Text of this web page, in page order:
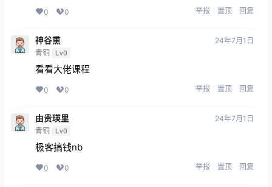
0 0 举报 置顶 回复
神谷熏
青铜 Lv0
24年7月1日
看看大佬课程
0 0 举报 置顶 回复
由贵瑛里
青铜 Lv0
24年7月1日
极客搞钱nb
0 0 举报 置顶 回复